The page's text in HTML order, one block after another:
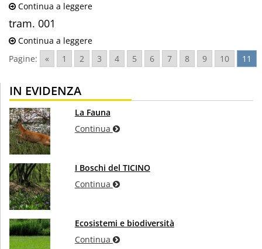
Continua a leggere
tram. 001
Continua a leggere
Pagine:
« 1 2 3 4 5 6 7 8 9 10 11
IN EVIDENZA
La Fauna
Continua
I Boschi del TICINO
Continua
Ecosistemi e biodiversità
Continua